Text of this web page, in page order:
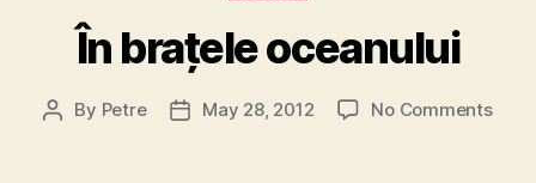
În brațele oceanului
Post
By Petre
PostMay 28, 2012 No Commentson